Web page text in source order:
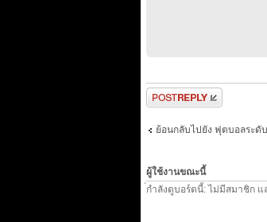
ตอบกระทู้
ย้อนกลับไปยัง ฟุตบอลระดั
ผู้ใช้งานขณะนี้
กำลังดูบอร์ดนี้: ไม่มีสมาชิก